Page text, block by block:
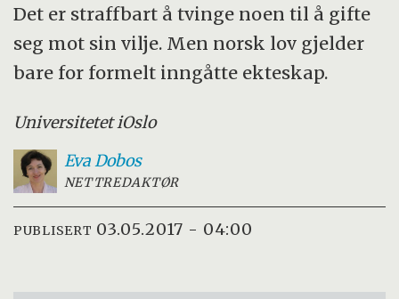
Det er straffbart å tvinge noen til å gifte
seg mot sin vilje. Men norsk lov gjelder
bare for formelt inngåtte ekteskap.
Universitetet iOslo
EvaDobos
NETTREDAKTØR
PUBLISERT 03.05.2017 - 04:00